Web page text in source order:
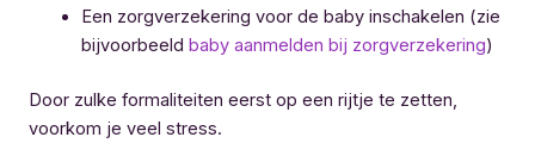
Een zorgverzekering voor de baby inschakelen (zie
bijvoorbeeld baby aanmelden bij zorgverzekering)
Door zulke formaliteiten eerst op een rijtje te zetten,
voorkom je veel stress.